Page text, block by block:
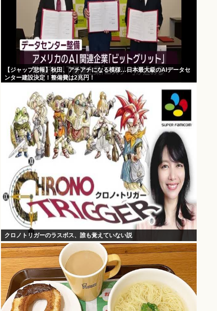
【ジャップ悲報】秋田、アチアチになる模様…日本最大級のAIデータセ
ンター建設決定！整備費は2兆円！
クロノトリガーのラスボス、誰も覚えていない説